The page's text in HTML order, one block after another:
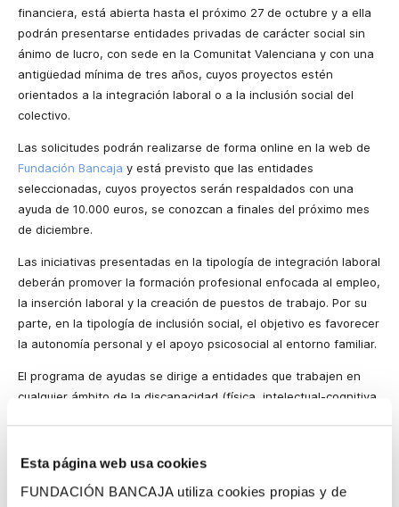
Esta página web usa cookies
FUNDACIÓN BANCAJA utiliza cookies propias y de
financiera, está abierta hasta el próximo 27 de octubre y a ella
podrán presentarse entidades privadas de carácter social sin
ánimo de lucro, con sede en la Comunitat Valenciana y con una
antigüedad mínima de tres años, cuyos proyectos estén
orientados a la integración laboral o a la inclusión social del
colectivo.
Las solicitudes podrán realizarse de forma online en la web de
Fundación Bancaja y está previsto que las entidades
seleccionadas, cuyos proyectos serán respaldados con una
ayuda de 10.000 euros, se conozcan a finales del próximo mes
de diciembre.
Las iniciativas presentadas en la tipología de integración laboral
deberán promover la formación profesional enfocada al empleo,
la inserción laboral y la creación de puestos de trabajo. Por su
parte, en la tipología de inclusión social, el objetivo es favorecer
la autonomía personal y el apoyo psicosocial al entorno familiar.
El programa de ayudas se dirige a entidades que trabajen en
cualquier ámbito de la discapacidad (física, intelectual-cognitiva,
CaixaBank es una entidad con una vocación profundamente
social. La entidad, referente en banca socialmente responsable,